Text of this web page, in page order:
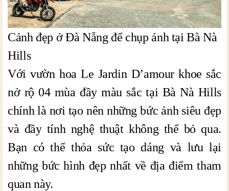
Cảnh đẹp ở Đà Nẵng để chụp ảnh tại Bà Nà
Hills
Với vườn hoa Le Jardin D’amour khoe sắc
nở rộ 04 mùa đầy màu sắc tại Bà Nà Hills
chính là nơi tạo nên những bức ảnh siêu đẹp
và đầy tính nghệ thuật không thể bỏ qua.
Bạn có thể thỏa sức tạo dáng và lưu lại
những bức hình đẹp nhất về địa điểm tham
quan này.